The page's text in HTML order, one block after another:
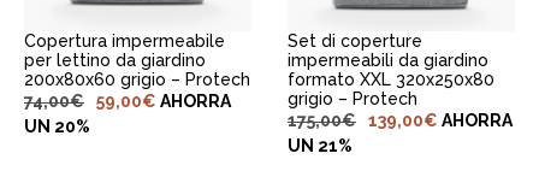
Copertura impermeabile
per lettino da giardino
200x80x60 grigio – Protech
74,00€ 59,00€ AHORRA
UN 20%
Set di coperture
impermeabili da giardino
formato XXL 320x250x80
grigio – Protech
175,00€ 139,00€ AHORRA
UN 21%